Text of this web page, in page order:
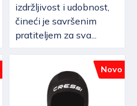
izdržljivost i udobnost,
čineći je savršenim
pratiteljem za sva...
Novo